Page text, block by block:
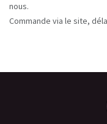
nous.
Commande via le site,